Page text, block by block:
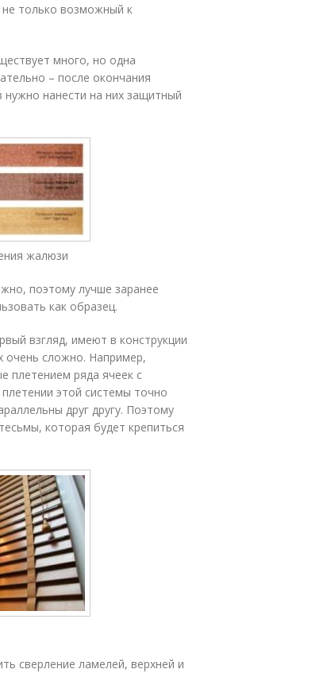
только возможный к
много, но одна
– после окончания
нужно нанести на них защитный
жалюзи
поэтому лучше заранее
как образец.
взгляд, имеют в конструкции
очень сложно. Например,
плетением ряда ячеек с
этой системы точно
друг другу. Поэтому
которая будет крепиться
сверление ламелей, верхней и